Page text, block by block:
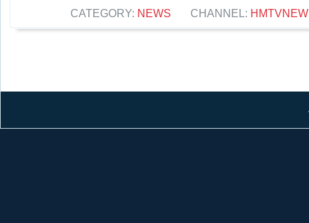
CATEGORY: NEWS CHANNEL: